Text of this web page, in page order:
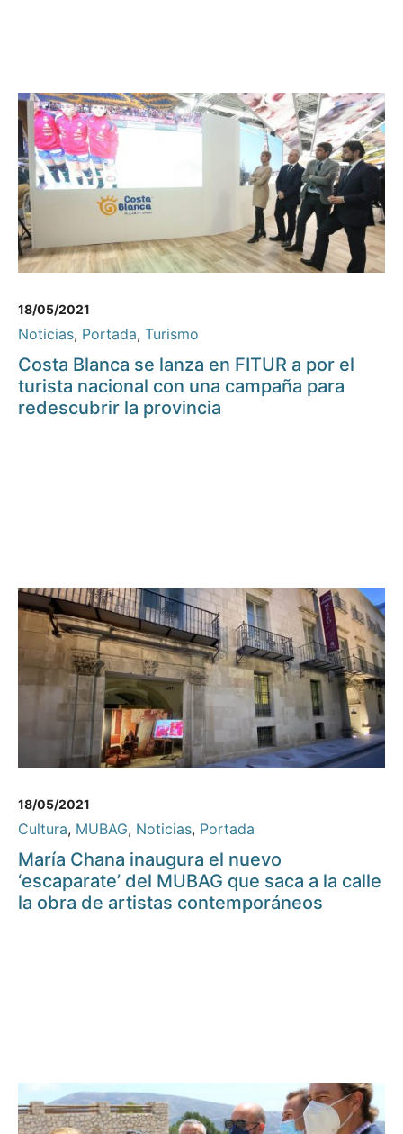
18/05/2021
Noticias, Portada, Turismo
Costa Blanca se lanza en FITUR a por el
turista nacional con una campaña para
redescubrir la provincia
18/05/2021
Cultura, MUBAG, Noticias, Portada
María Chana inaugura el nuevo
‘escaparate’ del MUBAG que saca a la calle
la obra de artistas contemporáneos